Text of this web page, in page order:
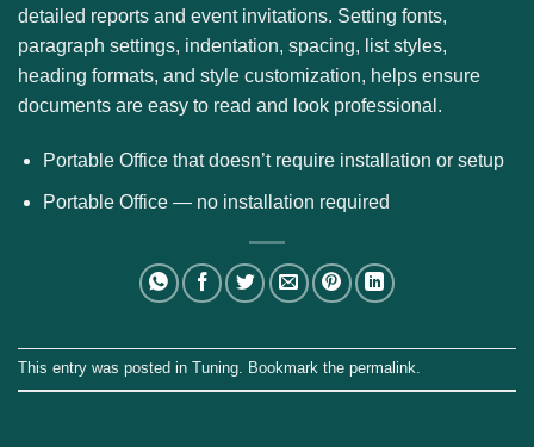
detailed reports and event invitations. Setting fonts,
paragraph settings, indentation, spacing, list styles,
heading formats, and style customization, helps ensure
documents are easy to read and look professional.
Portable Office that doesn’t require installation or setup
Portable Office — no installation required
This entry was posted in Tuning . Bookmark the permalink